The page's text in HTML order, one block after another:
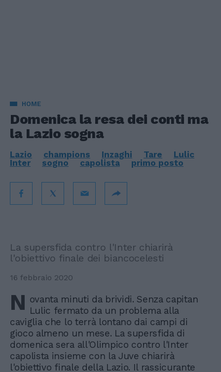
HOME
Domenica la resa dei conti ma
la Lazio sogna
Lazio champions Inzaghi Tare
Lulic
Inter
sogno capolista primo posto
La supersfida contro l'Inter chiarirà
l'obiettivo finale dei biancocelesti
16 febbraio 2020
N ovanta minuti da brividi. Senza capitan
Lulic fermato da un problema alla
caviglia che lo terrà lontano dai campi di
gioco almeno un mese. La supersfida di
domenica sera all'Olimpico contro l'Inter
capolista insieme con la Juve chiarirà
l'obiettivo finale della Lazio. Il rassicurante